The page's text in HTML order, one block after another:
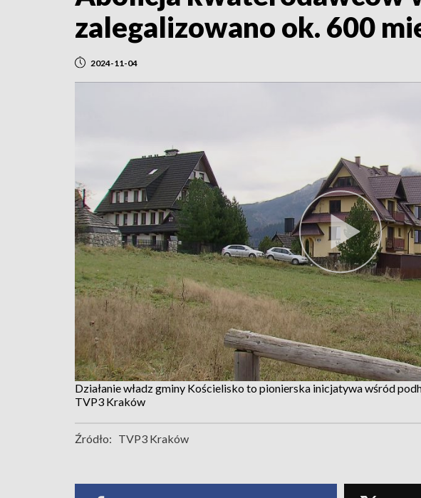
zalegalizowano ok. 600
2024-11-04
Działanie władz gminy Kościelisko to pionierska inicjatywa wśród
TVP3 Kraków
Źródło: TVP3 Kraków